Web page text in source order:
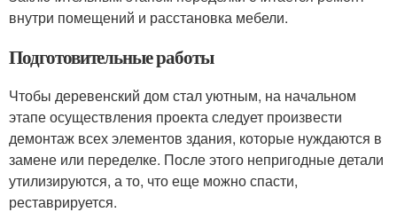
внутри помещений и расстановка мебели.
Подготовительные работы
Чтобы деревенский дом стал уютным, на начальном
этапе осуществления проекта следует произвести
демонтаж всех элементов здания, которые нуждаются в
замене или переделке. После этого непригодные детали
утилизируются, а то, что еще можно спасти,
реставрируется.